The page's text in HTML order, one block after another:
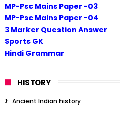
MP-Psc Mains Paper -03
MP-Psc Mains Paper -04
3 Marker Question Answer
Sports GK
Hindi Grammar
HISTORY
Ancient Indian history